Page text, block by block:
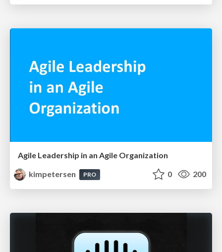
Agile Leadership in an Agile Organization
kimpetersen
PRO 0 200